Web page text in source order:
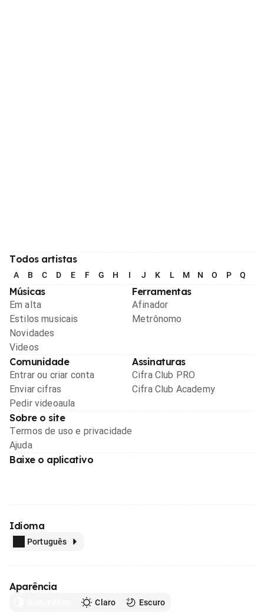
Todos artistas
A B C D E F G H I J K L M N O P Q
Músicas
Em alta
Estilos musicais
Novidades
Videos
Ferramentas
Afinador
Metrônomo
Comunidade
Entrar ou criar conta
Enviar cifras
Pedir videoaula
Assinaturas
Cifra Club PRO
Cifra Club Academy
Sobre o site
Termos de uso e privacidade
Ajuda
Baixe o aplicativo
Idioma
Português
Aparência
Claro Escuro